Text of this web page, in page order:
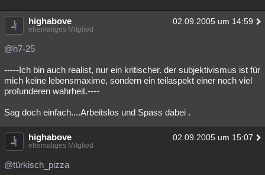
highabove 02.09.2005 um 14:59
ehemaliges Mitglied
@h7-25
-----Ich bin auch realist, nur ein kritischer. der subjektivismus ist für
mich keine lebensmaxime, sondern ein teilaspekt einer noch viel
profunderen wahrheit.----
Sag doch einfach....Arbeitslos und Spass dabei .
highabove 02.09.2005 um 15:07
ehemaliges Mitglied
@türkisch_pizza